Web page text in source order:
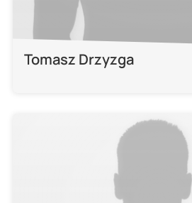
Tomasz Drzyzga